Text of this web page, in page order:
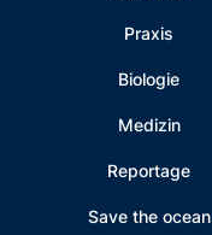
Praxis
Biologie
Medizin
Reportage
Save the ocean